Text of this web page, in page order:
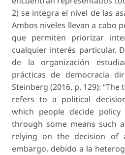
2) se integra el nivel de las
Ambos niveles llevan a cabo
que permiten priorizar
cualquier interés particular.
de la organización
prácticas de democracia
Steinberg (2016, p. 129):
refers to a political
which people decide policy
through some means such
relying on the decision of
embargo, debido a la